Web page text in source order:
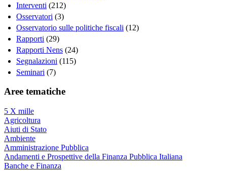
Interventi (212)
Osservatori (3)
Osservatorio sulle politiche fiscali (12)
Rapporti (29)
Rapporti Nens (24)
Segnalazioni (115)
Seminari (7)
Aree tematiche
5 X mille
Agricoltura
Aiuti di Stato
Ambiente
Amministrazione Pubblica
Andamenti e Prospettive della Finanza Pubblica Italiana
Banche e Finanza